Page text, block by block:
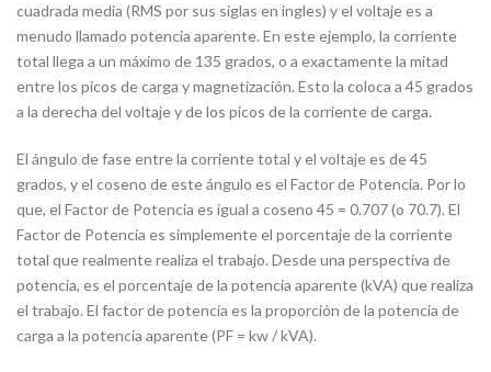
cuadrada media (RMS por sus siglas en ingles) y el voltaje es a
menudo llamado potencia aparente. En este ejemplo, la corriente
total llega a un máximo de 135 grados, o a exactamente la mitad
entre los picos de carga y magnetización. Esto la coloca a 45 grados
a la derecha del voltaje y de los picos de la corriente de carga.
El ángulo de fase entre la corriente total y el voltaje es de 45
grados, y el coseno de este ángulo es el Factor de Potencia. Por lo
que, el Factor de Potencia es igual a coseno 45 = 0.707 (o 70.7). El
Factor de Potencia es simplemente el porcentaje de la corriente
total que realmente realiza el trabajo. Desde una perspectiva de
potencia, es el porcentaje de la potencia aparente (kVA) que realiza
el trabajo. El factor de potencia es la proporción de la potencia de
carga a la potencia aparente (PF = kw / kVA).